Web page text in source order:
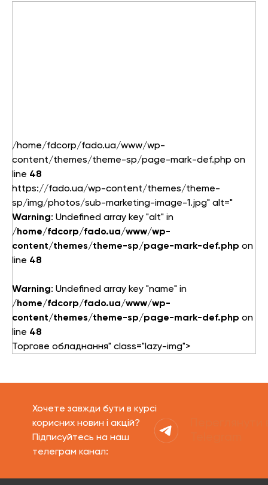
/home/fdcorp/fado.ua/www/wp-
content/themes/theme-sp/page-mark-def.php on
line 48
https://fado.ua/wp-content/themes/theme-
sp/img/photos/sub-marketing-image-1.jpg" alt="
Warning: Undefined array key "alt" in
/home/fdcorp/fado.ua/www/wp-
content/themes/theme-sp/page-mark-def.php on
line 48
Warning: Undefined array key "name" in
/home/fdcorp/fado.ua/www/wp-
content/themes/theme-sp/page-mark-def.php on
line 48
Торгове обладнання" class="lazy-img">
Хочете завжди бути в курсі
корисних новин і акцій?
Підписуйтесь на наш
телеграм канал: